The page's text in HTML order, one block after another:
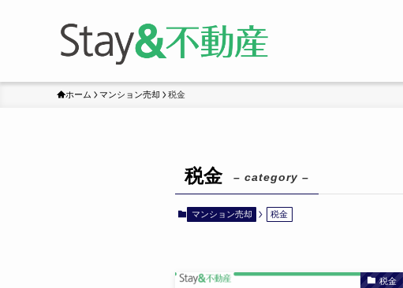
ホーム マンション売却 税金
税金 – category –
マンション売却 税金
税金